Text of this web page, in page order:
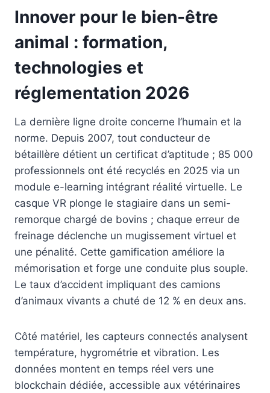
Innover pour le bien-être
animal : formation,
technologies et
réglementation 2026
La dernière ligne droite concerne l’humain et la
norme. Depuis 2007, tout conducteur de
bétaillère détient un certificat d’aptitude ; 85 000
professionnels ont été recyclés en 2025 via un
module e-learning intégrant réalité virtuelle. Le
casque VR plonge le stagiaire dans un semi-
remorque chargé de bovins ; chaque erreur de
freinage déclenche un mugissement virtuel et
une pénalité. Cette gamification améliore la
mémorisation et forge une conduite plus souple.
Le taux d’accident impliquant des camions
d’animaux vivants a chuté de 12 % en deux ans.
Côté matériel, les capteurs connectés analysent
température, hygrométrie et vibration. Les
données montent en temps réel vers une
blockchain dédiée, accessible aux vétérinaires